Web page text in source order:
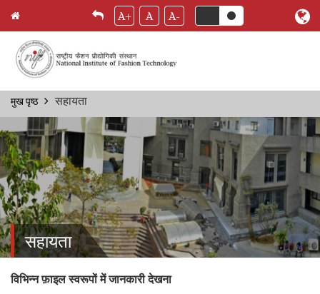
Skip
content
A+ A A-
Breadcrumb
मुख पृष्ठ सहायता
सहायता
विभिन्न फ़ाइल स्वरूपों में जानकारी देखना